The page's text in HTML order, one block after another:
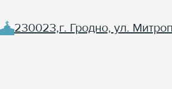
230023,г. Гродно, ул.